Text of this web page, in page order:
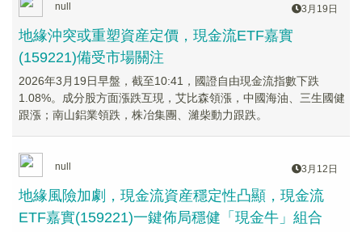
null 3月19日
地緣沖突或重塑資産定價，現金流ETF嘉實
(159221)備受市場關注
2026年3月19日早盤，截至10:41，國證自由現金流指數下跌
1.08%。成分股方面漲跌互現，艾比森領漲，中國海油、三生國健
跟漲；南山鋁業領跌，株冶集團、濰柴動力跟跌。
null 3月12日
地緣風險加劇，現金流資産穩定性凸顯，現金流
ETF嘉實(159221)一鍵佈局穩健「現金牛」組合